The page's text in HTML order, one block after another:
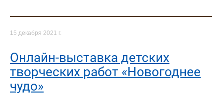
15 декабря 2021 г.
Онлайн-выставка детских
творческих работ «Новогоднее
чудо»